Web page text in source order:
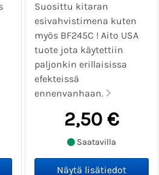
Suosittu kitaran
esivahvistimena kuten
myös BF245C ! Aito USA
tuote jota käytettiin
paljonkin erillaisissa
efekteissä
ennenvanhaan.
2,50 €
Saatavilla